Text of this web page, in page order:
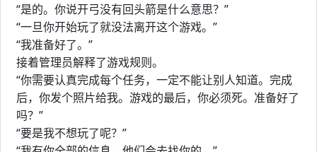
“是的。你说开弓没有回头箭是什么意思？”
“一旦你开始玩了就没法离开这个游戏。”
“我准备好了。”
接着管理员解释了游戏规则。
“你需要认真完成每个任务，一定不能让别人知道。完成
后，你发个照片给我。游戏的最后，你必须死。准备好了
吗？”
“要是我不想玩了呢？”